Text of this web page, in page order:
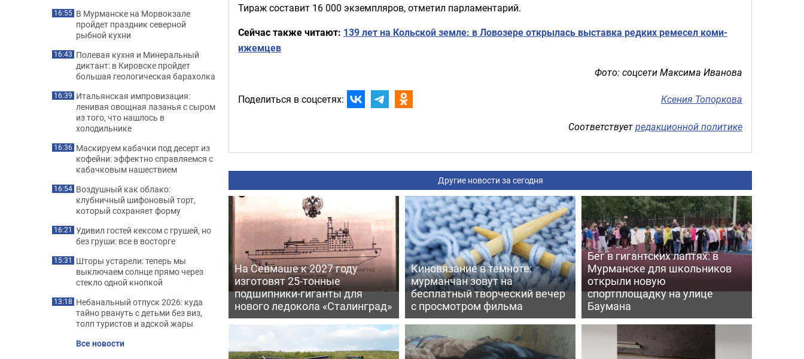
Тираж составит 16 000 экземпляров, отметил парламентарий.
Сейчас также читают: 139 лет на Кольской земле: в Ловозере открылась выставка редких ремесел коми-
ижемцев
Фото: соцсети Максима Иванова
Поделиться в соцсетях: Ксения Топоркова
Соответствуетредакционной политике
Другие новости за сегодня
На Севмаше к 2027 году
изготовят 25-тонные
подшипники-гиганты для
нового ледокола «Сталинград»
Киновязание в темноте:
мурманчан зовут на
бесплатный творческий вечер
с просмотром фильма
Бег в гигантских лаптях: в
Мурманске для школьников
открыли новую
спортплощадку на улице
Баумана
16:55 В Мурманске на Морвокзале
пройдет праздник северной
рыбной кухни
16:43 Полевая кухня и Минеральный
диктант: в Кировске пройдет
большая геологическая барахолка
16:39 Итальянская импровизация:
ленивая овощная лазанья с сыром
из того, что нашлось в
холодильнике
16:36 Маскируем кабачки под десерт из
кофейни: эффектно справляемся с
кабачковым нашествием
16:54 Воздушный как облако:
клубничный шифоновый торт,
который сохраняет форму
16:21 Удивил гостей кексом с грушей, но
без груши: все в восторге
15:31 Шторы устарели: теперь мы
выключаем солнце прямо через
стекло одной кнопкой
13:18 Небанальный отпуск 2026: куда
тайно рвануть с детьми без виз,
толп туристов и адской жары
Все новости